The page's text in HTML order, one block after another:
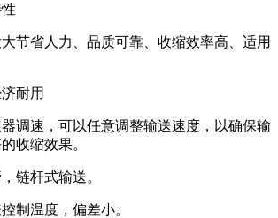
节省人力、品质可靠、收缩效率高、适用
耐用
调速，可以任意调整输送速度，以确保输
收缩效果。
链杆式输送。
制温度，偏差小。